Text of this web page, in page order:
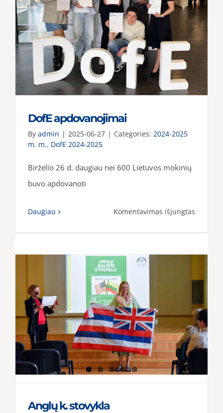
DofE apdovanojimai
By admin | 2025-06-27 | Categories: 2024-2025
m. m., DofE 2024-2025
Birželio 26 d. daugiau nei 600 Lietuvos mokinių
buvo apdovanoti
Daugiau Komentavimas išjungtas
Anglų k. stovykla